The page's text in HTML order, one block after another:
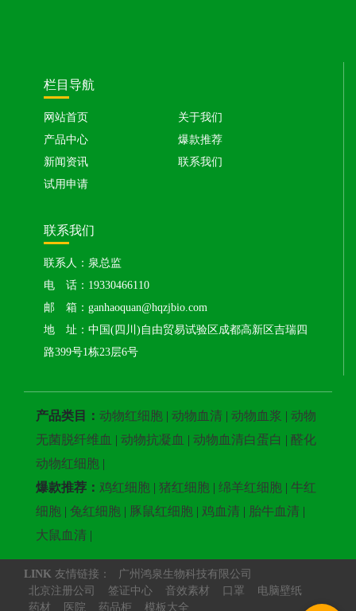
栏目导航
网站首页
关于我们
产品中心
爆款推荐
新闻资讯
联系我们
试用申请
联系我们
联系人：泉总监
电 话：19330466110
邮 箱：ganhaoquan@hqzjbio.com
地 址：中国(四川)自由贸易试验区成都高新区吉瑞四
路399号1栋23层6号
产品类目： 动物红细胞 | 动物血清 | 动物血浆 | 动物
无菌脱纤维血 | 动物抗凝血 | 动物血清白蛋白 | 醛化
动物红细胞 |
爆款推荐： 鸡红细胞 | 猪红细胞 | 绵羊红细胞 | 牛红
细胞 | 兔红细胞 | 豚鼠红细胞 | 鸡血清 | 胎牛血清 |
大鼠血清 |
LINK 友情链接：
广州鸿泉生物科技有限公司
北京注册公司
签证中心 音效素材 口罩
电脑壁纸
药材
医院 药品柜 模板大全